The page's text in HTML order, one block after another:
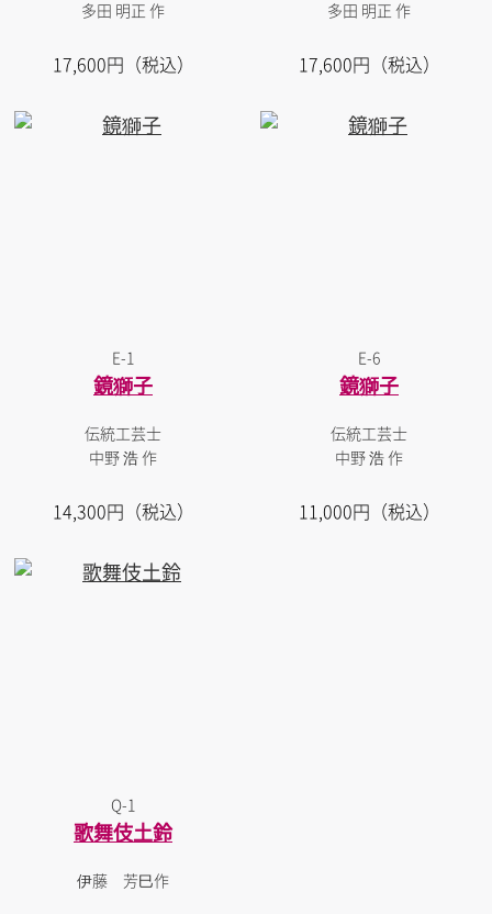
多田 明正 作
17,600円（税込）
多田 明正 作
17,600円（税込）
E-1
鏡獅子
伝統工芸士
中野 浩 作
14,300円（税込）
E-6
鏡獅子
伝統工芸士
中野 浩 作
11,000円（税込）
Q-1
歌舞伎土鈴
伊藤 芳巳作